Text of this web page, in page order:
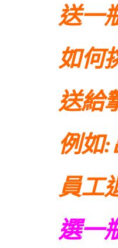
送一
如何
送給
例如
員工
選一